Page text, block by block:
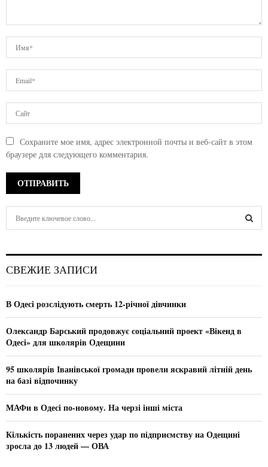
Сохраните мое имя, адрес электронной почты и веб-сайт в этом
браузере для следующего комментария.
h
o
:
СВЕЖИЕ ЗАПИСИ
В Одесі розслідують смерть 12-річної дівчинки
Олександр Барський продовжує соціальний проект «Вікенд в
Одесі» для школярів Одещини
95 школярів Іванівської громади провели яскравий літній день
на базі відпочинку
МАФи в Одесі по-новому. На черзі інші міста
Кількість поранених через удар по підприємству на Одещині
зросла до 13 людей — ОВА